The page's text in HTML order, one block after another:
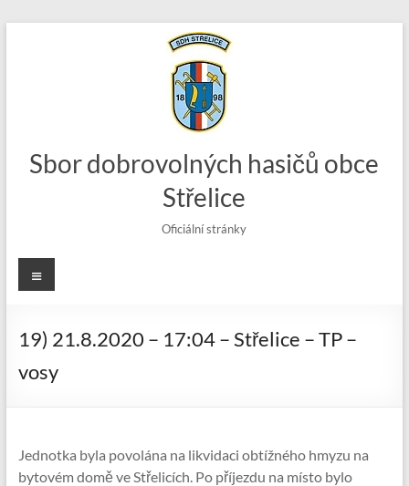
Sbor dobrovolných hasičů obce
Střelice
Oficiální stránky
Menu
19) 21.8.2020 – 17:04 – Střelice – TP –
vosy
Jednotka byla povolána na likvidaci obtížného hmyzu na
bytovém domě ve Střelicích. Po příjezdu na místo bylo